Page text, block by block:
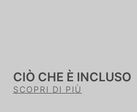
CIÒ CHE È INCLUSO
SCOPRI DI PIÙ